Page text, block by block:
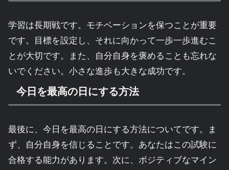
学習は長期戦です。モチベーションを保つことが重要
です。目標を設定し、それに向かって一歩一歩進むこ
とが大切です。また、自分自身を褒めることも忘れな
いでください。小さな進歩も大きな成功です。
今日を最高の日にする方法
最後に、今日を最高の日にする方法についてです。ま
ず、自分自身を信じることです。あなたはこの試験に
合格する能力があります。次に、ポジティブなマイン